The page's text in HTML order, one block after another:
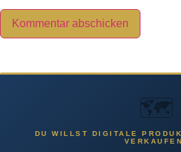
🗺️
DU WILLST DIGITALE